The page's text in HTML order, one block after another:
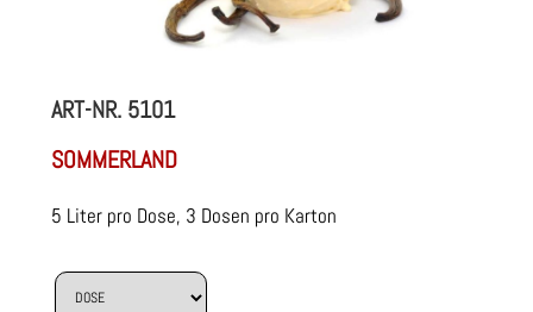
ART-NR. 5101
SOMMERLAND
5 Liter pro Dose, 3 Dosen pro Karton